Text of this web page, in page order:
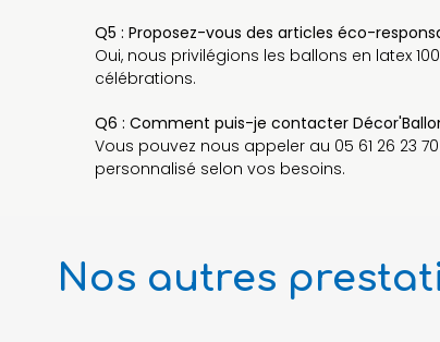
Q5 : Proposez-vous des articles éco-
Oui, nous privilégions les ballons en latex
célébrations.
Q6 : Comment puis-je contacter
Vous pouvez nous appeler au 05 61 26 23
personnalisé selon vos besoins.
Nos autres